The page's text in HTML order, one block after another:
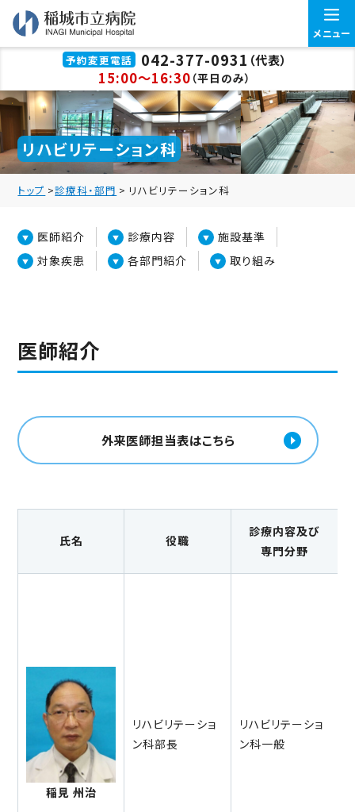
メニュー
予約変更電話 042-377-0931 （代表）
15:00～16:30 （平日のみ）
リハビリテーション科
トップ >診療科・部門 > リハビリテーション科
医師紹介 診療内容
施設基準
対象疾患
各部門紹介 取り組み
医師紹介
外来医師担当表はこちら
氏名 役職
診療内容及び
専門分野
稲見 州治
リハビリテーショ
ン科部長
リハビリテーショ
ン科一般
042-377-0931
（※再診予約をされた方が予約を変更される場合は、平日15時
～16時30分にお掛けください）